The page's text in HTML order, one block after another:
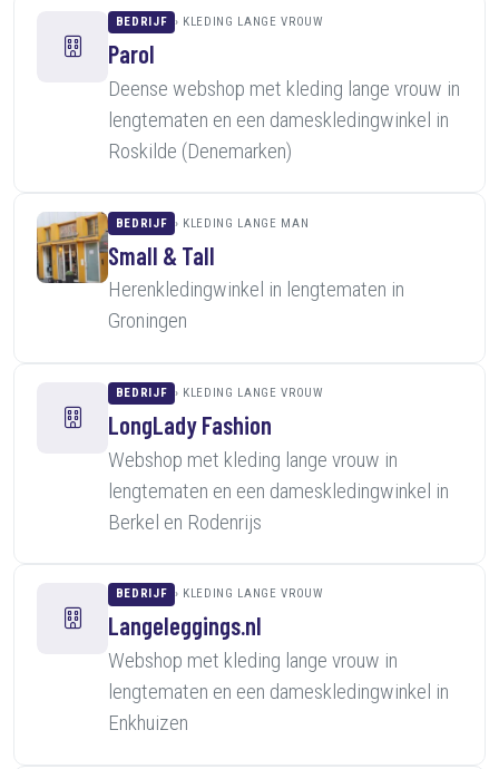
BEDRIJF KLEDING LANGE VROUW
Parol
Deense webshop met kleding lange vrouw in
lengtematen en een dameskledingwinkel in
Roskilde (Denemarken)
BEDRIJF KLEDING LANGE MAN
Small & Tall
Herenkledingwinkel in lengtematen in
Groningen
BEDRIJF KLEDING LANGE VROUW
LongLady Fashion
Webshop met kleding lange vrouw in
lengtematen en een dameskledingwinkel in
Berkel en Rodenrijs
BEDRIJF KLEDING LANGE VROUW
Langeleggings.nl
Webshop met kleding lange vrouw in
lengtematen en een dameskledingwinkel in
Enkhuizen